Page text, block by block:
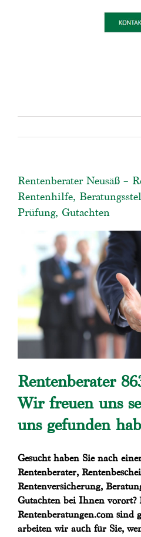
Rentenberater Neusäß –
Rentenhilfe,
Prüfung, Gutachten
Rentenberater
Wir freuen uns
uns gefunden
Gesucht haben Sie nach
Rentenberater,
Rentenversicherung,
Gutachten bei Ihnen vorort?
Rentenberatungen.com sind
arbeiten wir auch für Sie,